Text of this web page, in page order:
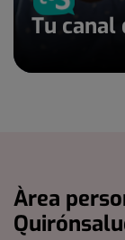
Tu canal
Àrea